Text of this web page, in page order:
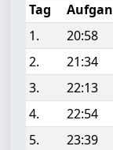
Tag
1.
20:58
2.
21:34
3.
22:13
4.
22:54
5.
23:39